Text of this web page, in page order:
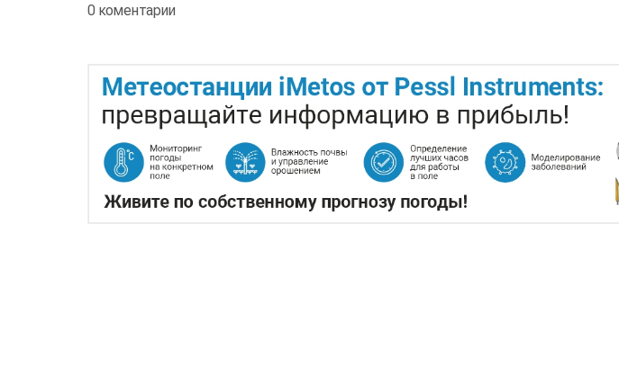
0 коментарии